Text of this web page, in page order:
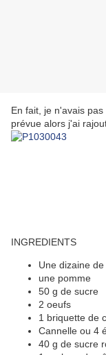
En fait, je n'avais
prévue alors j'ai
INGREDIENTS
Une dizaine
une pomme
50 g de sucre
2 oeufs
1 briquette de
Cannelle ou 4
40 g de sucre